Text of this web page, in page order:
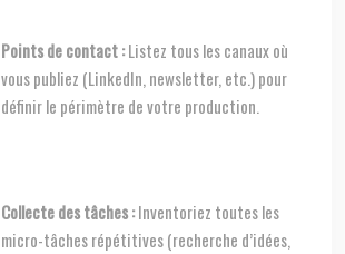
Points de contact :Listez tous les canaux où
vous publiez (LinkedIn, newsletter, etc.) pour
définir le périmètre de votre production.
Collecte des tâches :Inventoriez toutes les
micro-tâches répétitives (recherche d’idées,